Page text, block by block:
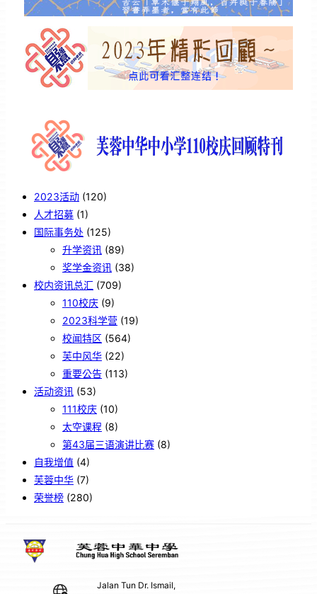
2023活动 (120)
人才招募 (1)
国际事务处 (125)
升学资讯 (89)
奖学金资讯 (38)
校内资讯总汇 (709)
110校庆 (9)
2023科学营 (19)
校闻特区 (564)
芙中风华 (22)
重要公告 (113)
活动资讯 (53)
111校庆 (10)
太空课程 (8)
第43届三语演讲比赛 (8)
自我增值 (4)
芙蓉中华 (7)
荣誉榜 (280)
Jalan Tun Dr. Ismail,